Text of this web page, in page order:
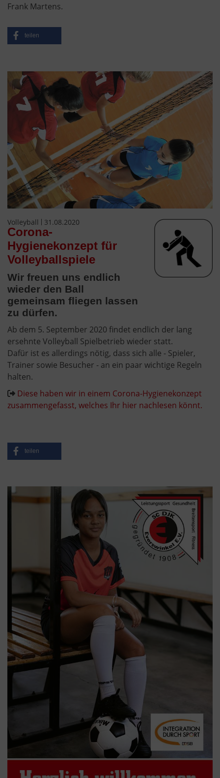
Frank Martens.
teilen
Volleyball 31.08.2020
Corona-
Hygienekonzept für
Volleyballspiele
Wir freuen uns endlich
wieder den Ball
gemeinsam fliegen lassen
zu dürfen.
Ab dem 5. September 2020 findet endlich der lang
ersehnte Volleyball Spielbetrieb wieder statt.
Dafür ist es allerdings nötig, dass sich alle - Spieler,
Trainer sowie Besucher - an ein paar wichtige Regeln
halten.
Diese haben wir in einem Corona-Hygienekonzept
zusammengefasst, welches Ihr hier nachlesen könnt.
teilen